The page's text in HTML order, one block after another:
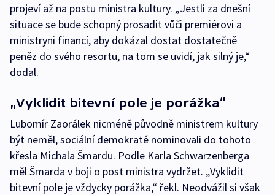
projeví až na postu ministra kultury. „Jestli za dnešní
situace se bude schopný prosadit vůči premiérovi a
ministryni financí, aby dokázal dostat dostatečně
peněz do svého resortu, na tom se uvidí, jak silný je,“
dodal.
„Vyklidit bitevní pole je porážka“
Lubomír Zaorálek nicméně původně ministrem kultury
být neměl, sociální demokraté nominovali do tohoto
křesla Michala Šmardu. Podle Karla Schwarzenberga
měl Šmarda v boji o post ministra vydržet. „Vyklidit
bitevní pole je vždycky porážka,“ řekl. Neodvážil si však